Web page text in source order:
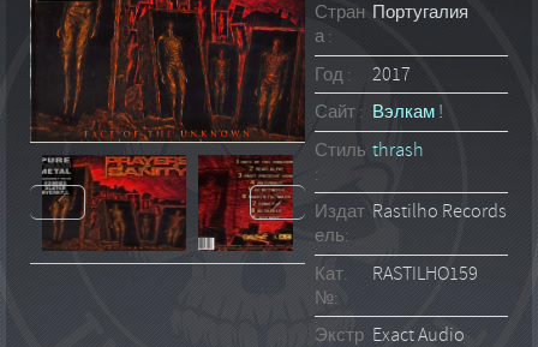
Стран
а :
Португалия
Год :
2017
Сайт : Вэлкам !
Стиль
:
thrash
Издат
ель:
Rastilho Records
Кат.
№:
RASTILHO159
Экстр Exact Audio